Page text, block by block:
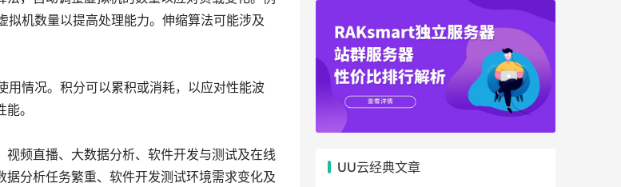
机数量以提高处理能力。伸缩算法可能涉及
用情况。积分可以累积或消耗，以应对性能波
。
频直播、大数据分析、软件开发与测试及在线
分析任务繁重、软件开发测试环境需求变化及
UU云经典文章